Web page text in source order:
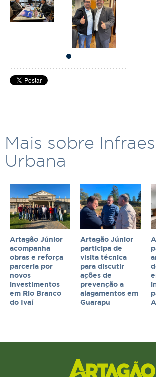
Mais sobre
Urbana
Artagão Júnior
acompanha
obras e reforça
parceria por
novos
investimentos
em Rio Branco
do Ivaí
Artagão Júnior
participa de
visita técnica
para discutir
ações de
prevenção a
alagamentos em
Guarapu